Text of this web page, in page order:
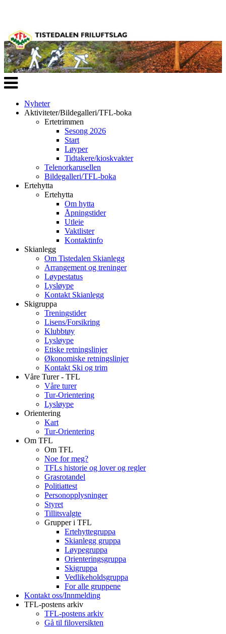
Veksle
navigasjon
Nyheter
Aktiviteter/Bildegalleri/TFL-boka
Ertetrimmen
Sesong 2026
Start
Løyper
Tidtakere/kioskvakter
Telenorkarusellen
Bildegalleri/TFL-boka
Ertehytta
Ertehytta
Om hytta
Åpningstider
Utleie
Vaktlister
Kontaktinfo
Skianlegg
Om Tistedalen Skianlegg
Arrangement og treninger
Løypestatus
Lysløype
Kontakt Skianlegg
Skigruppa
Treningstider
Lisens/Forsikring
Klubbtøy
Lysløype
Etiske retningslinjer
Økonomiske retningslinjer
Kontakt Ski og trim
Våre Turer - TFL
Våre turer
Tur-Orientering
Lysløype
Orientering
Kart
Tur-Orientering
Om TFL
Om TFL
Noe for meg?
TFLs historie og lover og regler
Grasrotandel
Politiattest
Personopplysninger
Styret
Tillitsvalgte
Grupper i TFL
Ertehyttegruppa
Skianlegg gruppa
Løypegruppa
Orienteringsgruppa
Skigruppa
Vedlikeholdsgruppa
For alle gruppene
Kontakt oss/Innmelding
TFL-postens arkiv
TFL-postens arkiv
Gå til filoversikten